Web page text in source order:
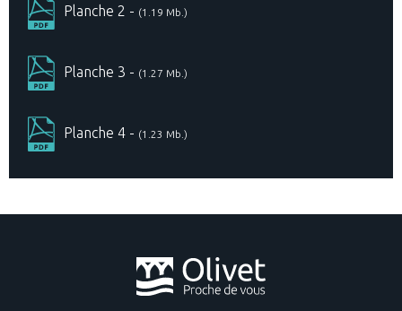
Planche 2 - (1.19 Mb.)
Planche 3 - (1.27 Mb.)
Planche 4 - (1.23 Mb.)